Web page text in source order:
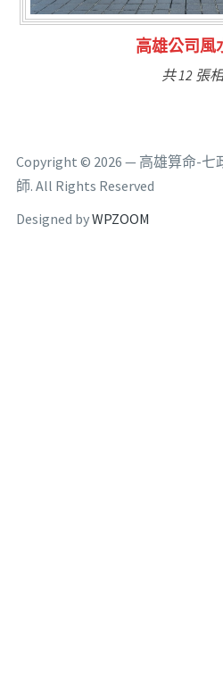
林氏福主
共 6
Copyright © 2026 — 高雄算命-七
師. All Rights Reserved
Designed byWPZOOM